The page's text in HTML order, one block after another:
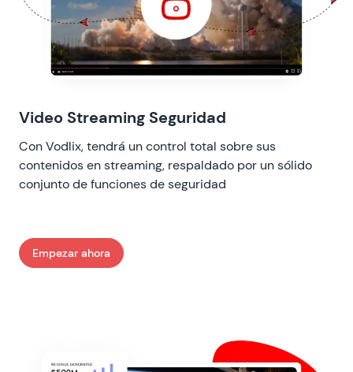
Video Streaming Seguridad
Con Vodlix, tendrá un control total sobre sus
contenidos en streaming, respaldado por un sólido
conjunto de funciones de seguridad
Empezar ahora: Video Streaming Seguridad